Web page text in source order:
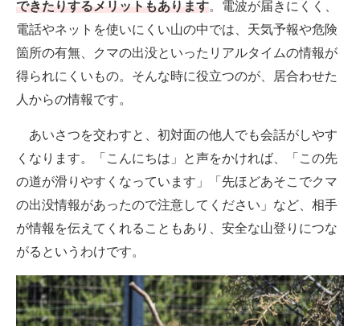
できたりするメリットもあります。電波が届きにくく、
電話やネットを使いにくい山の中では、天気予報や危険
箇所の有無、クマの出没といったリアルタイムの情報が
得られにくいもの。そんな時に役立つのが、居合わせた
人からの情報です。
あいさつを交わすと、初対面の他人でも会話がしやす
くなります。「こんにちは」と声をかければ、「この先
の道が滑りやすくなっています」「先ほどあそこでクマ
の出没情報があったので注意してください」など、相手
が情報を伝えてくれることもあり、安全な山登りにつな
がるというわけです。